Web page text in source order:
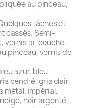
au pinceau,
tâches et
cassés. Semi-
vernis bi-couche,
pinceau, vernis de
azur, bleu
cendré, gris clair,
métal, impérial,
noir argenté,